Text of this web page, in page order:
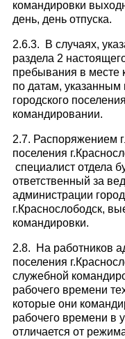
командировки
день, день отпуска.
2.6.3. В случаях,
раздела 2
пребывания в месте
по датам,
городского
командировании.
2.7. Распоряжением
поселения
специалист отдела
ответственный за
администрации
г.Краснослободск,
командировки.
2.8. На работников
поселения
служебной
рабочего времени
которые они
рабочего времени в
отличается от